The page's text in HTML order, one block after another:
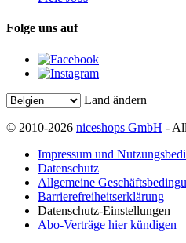
Folge uns auf
Land ändern
© 2010-2026 niceshops GmbH -
Impressum und
Datenschutz
Allgemeine
Barrierefreiheitserklärung
Datenschutz-Einstellungen
Abo-Verträge hier kündigen